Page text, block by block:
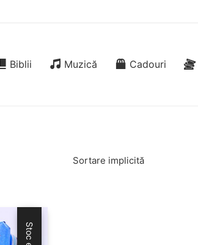
Biblii Muzică Cadouri
Sortare implicită